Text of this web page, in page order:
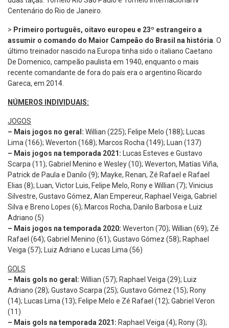
Centenário do Rio de Janeiro.
> Primeiro português, oitavo europeu e 23º estrangeiro a
assumir o comando do Maior Campeão do Brasil na história . O
último treinador nascido na Europa tinha sido o italiano Caetano
De Domenico, campeão paulista em 1940, enquanto o mais
recente comandante de fora do país era o argentino Ricardo
Gareca, em 2014.
NÚMEROS INDIVIDUAIS:
JOGOS
– Mais jogos no geral: Willian (225); Felipe Melo (188); Lucas
Lima (166); Weverton (168); Marcos Rocha (149); Luan (137)
– Mais jogos na temporada 2021: Lucas Esteves e Gustavo
Scarpa (11); Gabriel Menino e Wesley (10); Weverton, Matías Viña,
Patrick de Paula e Danilo (9); Mayke, Renan, Zé Rafael e Rafael
Elias (8); Luan, Victor Luis, Felipe Melo, Rony e Willian (7); Vinicius
Silvestre, Gustavo Gómez, Alan Empereur, Raphael Veiga, Gabriel
Silva e Breno Lopes (6); Marcos Rocha, Danilo Barbosa e Luiz
Adriano (5)
– Mais jogos na temporada 2020: Weverton (70); Willian (69); Zé
Rafael (64); Gabriel Menino (61); Gustavo Gómez (58); Raphael
Veiga (57); Luiz Adriano e Lucas Lima (56)
GOLS
– Mais gols no geral: Willian (57); Raphael Veiga (29); Luiz
Adriano (28); Gustavo Scarpa (25); Gustavo Gómez (15); Rony
(14); Lucas Lima (13); Felipe Melo e Zé Rafael (12); Gabriel Veron
(11)
– Mais gols na temporada 2021: Raphael Veiga (4); Rony (3);